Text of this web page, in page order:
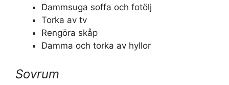
Dammsuga soffa och fotölj
Torka av tv
Rengöra skåp
Damma och torka av hyllor
Sovrum